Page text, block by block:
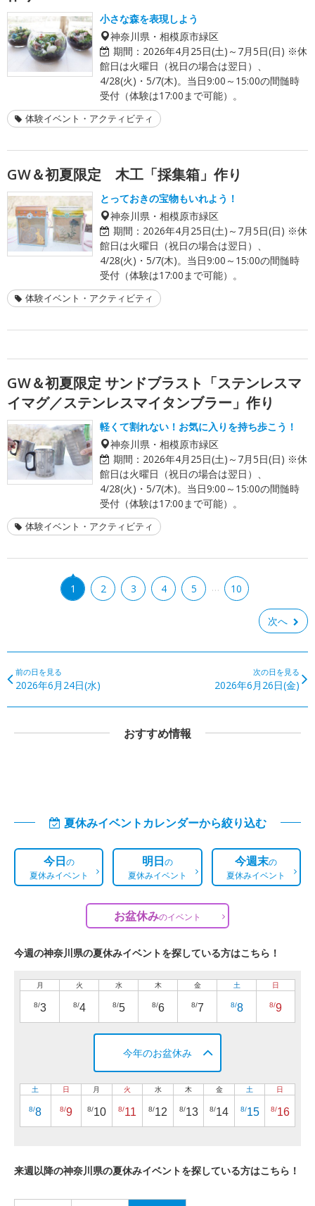
小さな森を表現しよう
神奈川県・相模原市緑区
期間： 2026年4月25日(土)～7月5日(日) ※休
館日は火曜日（祝日の場合は翌日）、
4/28(火)・5/7(木)。当日9:00～15:00の間髄時
受付（体験は17:00まで可能）。
体験イベント・アクティビティ
GW＆初夏限定 木工「採集箱」作り
とっておきの宝物もいれよう！
神奈川県・相模原市緑区
期間： 2026年4月25日(土)～7月5日(日) ※休
館日は火曜日（祝日の場合は翌日）、
4/28(火)・5/7(木)。当日9:00～15:00の間髄時
受付（体験は17:00まで可能）。
体験イベント・アクティビティ
GW＆初夏限定 サンドブラスト「ステンレスマ
イマグ／ステンレスマイタンブラー」作り
軽くて割れない！お気に入りを持ち歩こう！
神奈川県・相模原市緑区
期間： 2026年4月25日(土)～7月5日(日) ※休
館日は火曜日（祝日の場合は翌日）、
4/28(火)・5/7(木)。当日9:00～15:00の間髄時
受付（体験は17:00まで可能）。
体験イベント・アクティビティ
1 2 3 4 5 … 10
次へ
前の日を見る
2026年6月24日(水)
次の日を見る
2026年6月26日(金)
おすすめ情報
夏休みイベントカレンダーから絞り込む
今日の
夏休みイベント
明日の
夏休みイベント
今週末の
夏休みイベント
お盆休みのイベント
今週の神奈川県の夏休みイベントを探している方はこちら！
月
8/3
火
8/4
水
8/5
木
8/6
金
8/7
土
8/8
日
8/9
今年のお盆休み
土
8/8
日
8/9
月
8/10
火
8/11
水
8/12
木
8/13
金
8/14
土
8/15
日
8/16
来週以降の神奈川県の夏休みイベントを探している方はこちら！